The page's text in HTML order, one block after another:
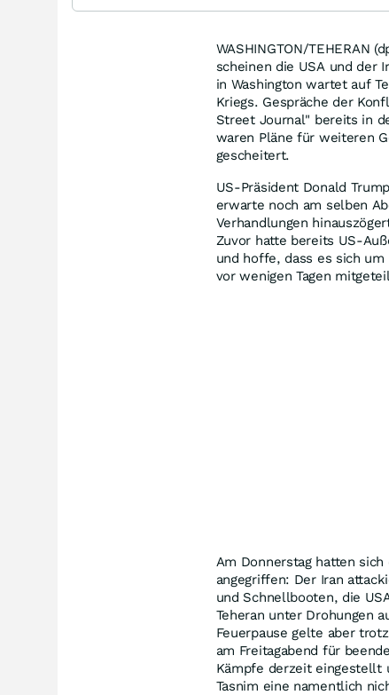
WASHINGTON/TEHERAN
scheinen die USA und der
in Washington wartet auf
Kriegs. Gespräche der
Street Journal" bereits in
waren Pläne für weiteren
gescheitert.
US-Präsident Donald
erwarte noch am selben
Verhandlungen
Zuvor hatte bereits US-
und hoffe, dass es sich
vor wenigen Tagen
Am Donnerstag hatten
angegriffen: Der Iran
und Schnellbooten, die
Teheran unter Drohungen
Feuerpause gelte aber
am Freitagabend für
Kämpfe derzeit eingestellt
Tasnim eine namentlich